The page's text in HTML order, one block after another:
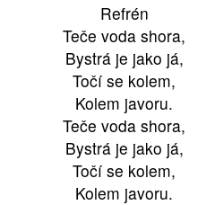
Refrén
Teče voda shora,
Bystrá je jako já,
Točí se kolem,
Kolem javoru.
Teče voda shora,
Bystrá je jako já,
Točí se kolem,
Kolem javoru.